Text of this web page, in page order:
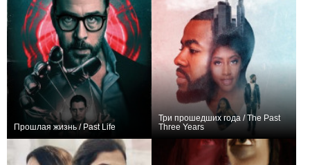
Прошлая жизнь / Past Life
Три прошедших года / The Past
Three Years